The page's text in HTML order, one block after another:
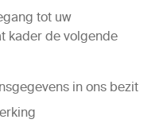
tot uw
kader de volgende
in ons bezit